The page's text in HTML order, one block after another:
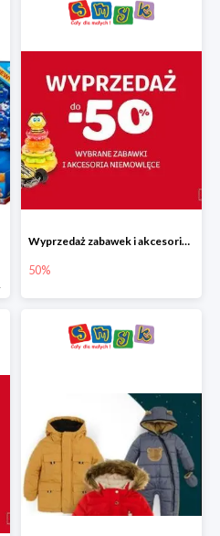
Wyprzedaż zabawek i akcesoriów niemowlęcych w Smyku do -50%
50%